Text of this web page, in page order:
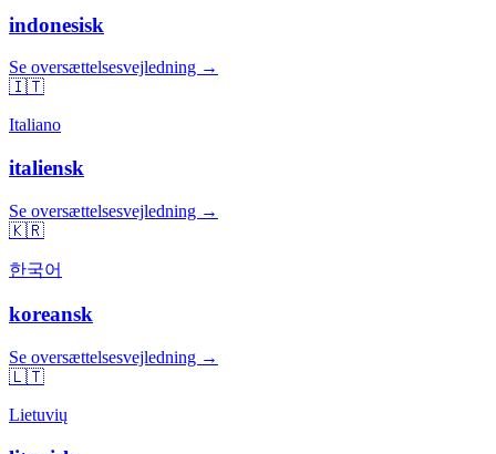
indonesisk
Se oversættelsesvejledning →
🇮🇹
Italiano
italiensk
Se oversættelsesvejledning →
🇰🇷
한국어
koreansk
Se oversættelsesvejledning →
🇱🇹
Lietuvių